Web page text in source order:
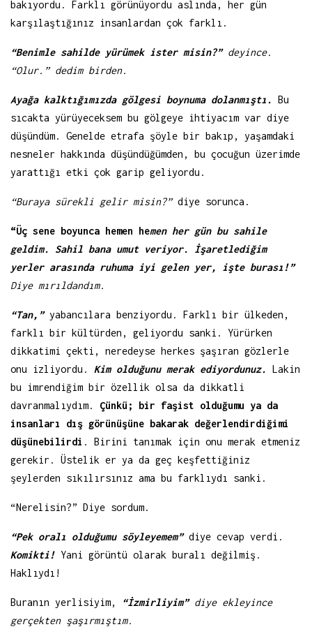
bakıyordu. Farklı görünüyordu aslında, her gün
karşılaştığınız insanlardan çok farklı.
“Benimle sahilde yürümek ister misin?” deyince.
“Olur.” dedim birden.
Ayağa kalktığımızda gölgesi boynuma dolanmıştı. Bu
sıcakta yürüyeceksem bu gölgeye ihtiyacım var diye
düşündüm. Genelde etrafa şöyle bir bakıp, yaşamdaki
nesneler hakkında düşündüğümden, bu çocuğun üzerimde
yarattığı etki çok garip geliyordu.
“Buraya sürekli gelir misin?”diye sorunca.
“Üç sene boyunca hemen hemen her gün bu sahile
geldim. Sahil bana umut veriyor. İşaretlediğim
yerler arasında ruhuma iyi gelen yer, işte burası!”
Diye mırıldandım.
“Tan,”yabancılara benziyordu. Farklı bir ülkeden,
farklı bir kültürden, geliyordu sanki. Yürürken
dikkatimi çekti, neredeyse herkes şaşıran gözlerle
onu izliyordu. Kim olduğunu merak ediyordunuz. Lakin
bu imrendiğim bir özellik olsa da dikkatli
davranmalıydım. Çünkü; bir faşist olduğumu ya da
insanları dış görünüşüne bakarak değerlendirdiğimi
düşünebilirdi . Birini tanımak için onu merak etmeniz
gerekir. Üstelik er ya da geç keşfettiğiniz
şeylerden sıkılırsınız ama bu farklıydı sanki.
“Nerelisin?” Diye sordum.
“Pek oralı olduğumu söyleyemem”diye cevap verdi.
Komikti! Yani görüntü olarak buralı değilmiş.
Haklıydı!
Buranın yerlisiyim, “İzmirliyim” diye ekleyince
gerçekten şaşırmıştım.